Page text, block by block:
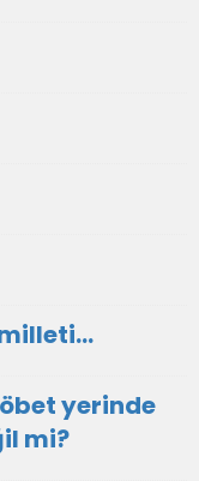
yerinde
mi?